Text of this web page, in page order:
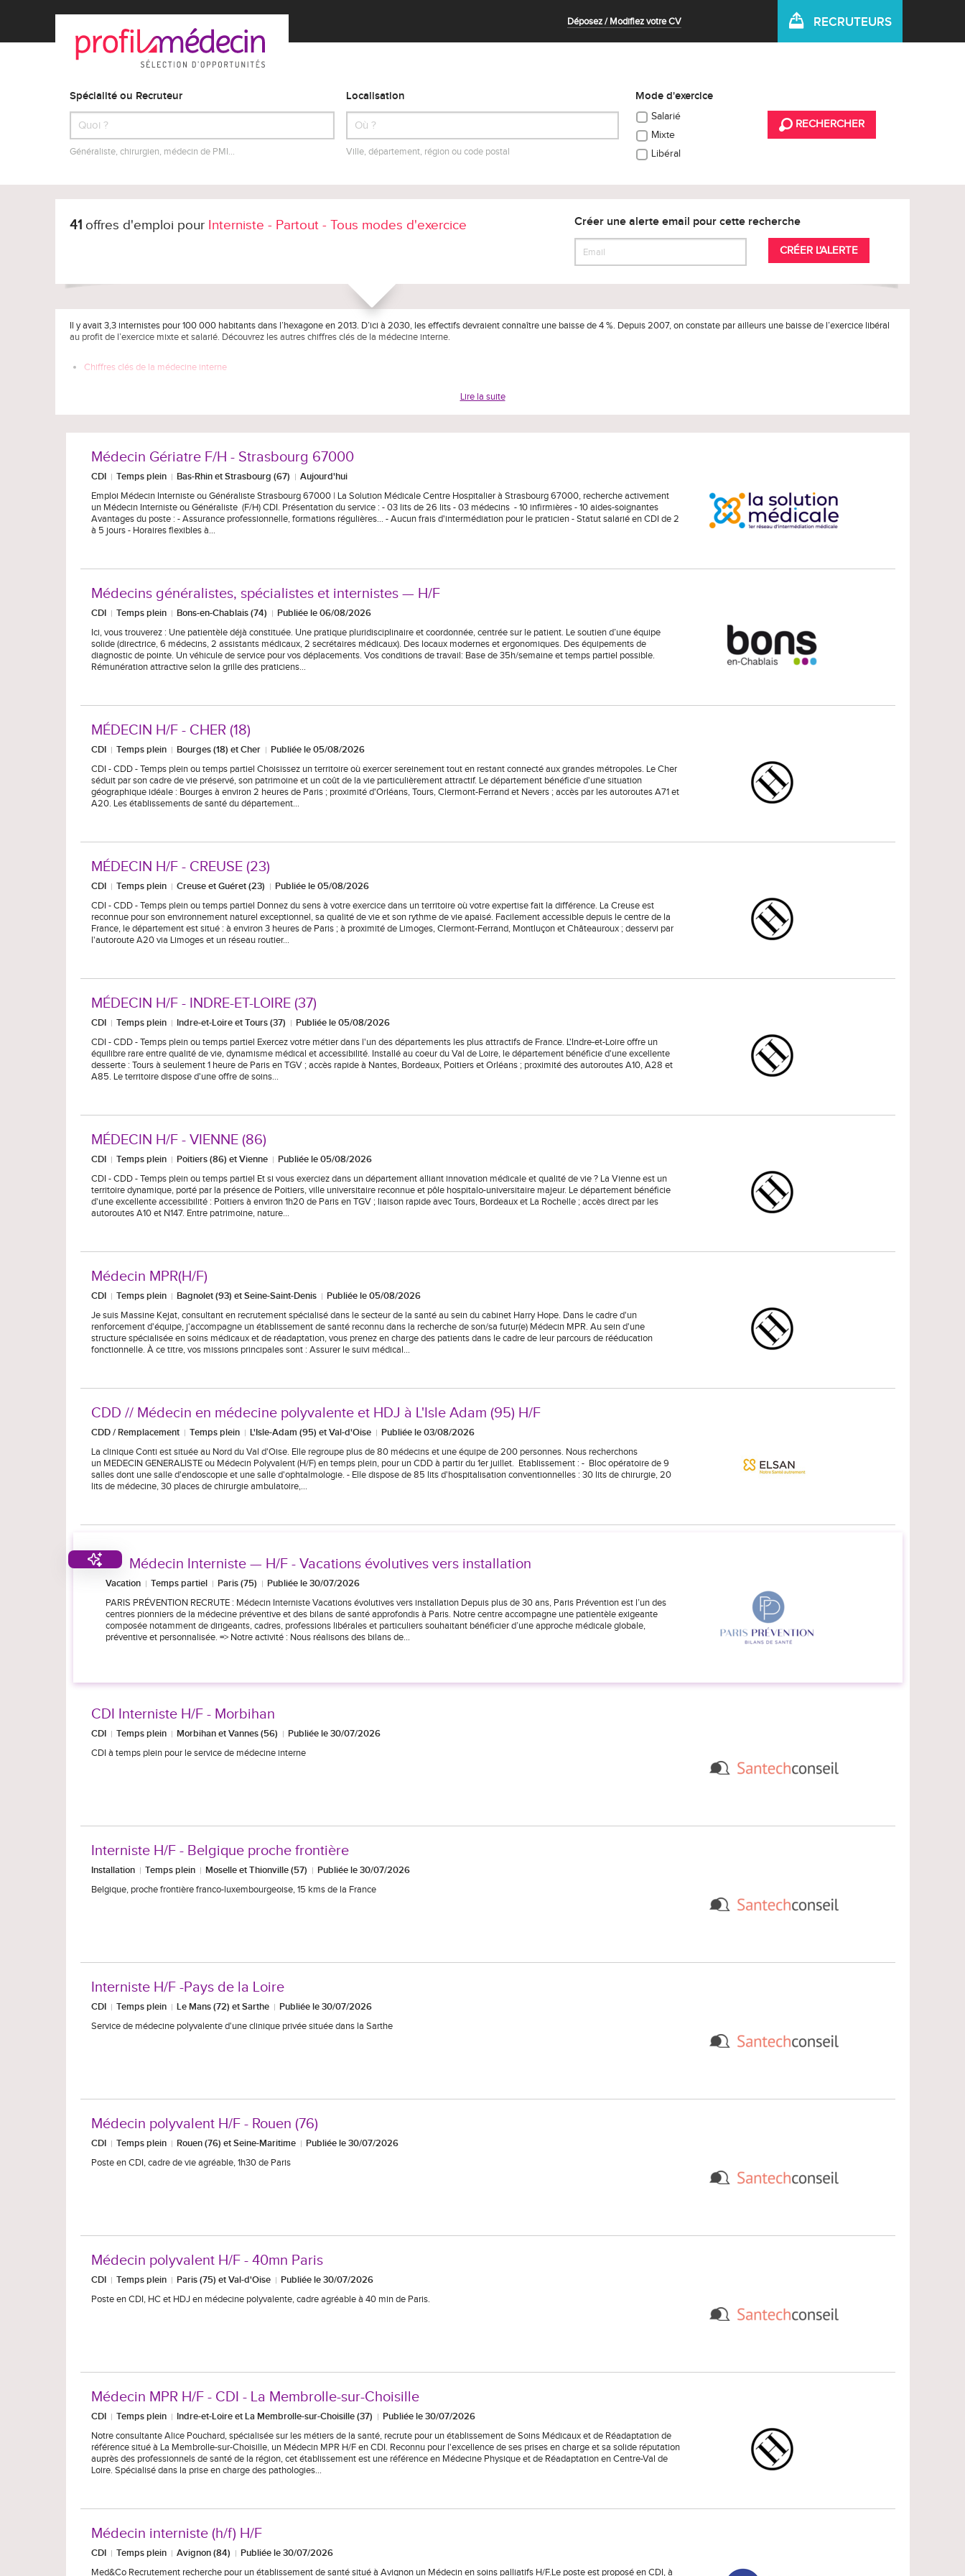
Déposez / Modifiez votre CV RECRUTEURS
Spécialité ou Recruteur
Généraliste, chirurgien, médecin de PMI…
Localisation
Ville, département, région ou code postal
Mode d'exercice
Salarié
Mixte
Libéral
RECHERCHER
41 offres d'emploi pour Interniste - Partout - Tous modes d'exercice Créer une alerte email pour cette recherche
CRÉER L'ALERTE
Il y avait 3,3 internistes pour 100 000 habitants dans l’hexagone en 2013. D’ici à 2030, les effectifs devraient connaître une baisse de 4 %. Depuis 2007, on constate par ailleurs une baisse de l’exercice libéral
au profit de l’exercice mixte et salarié. Découvrez les autres chiffres clés de la médecine interne.
Chiffres clés de la médecine interne
Lire la suite
Médecin Gériatre F/H - Strasbourg 67000
CDI Temps plein Bas-Rhin et Strasbourg (67)
Aujourd'hui
Emploi Médecin Interniste ou Généraliste Strasbourg 67000 | La Solution Médicale Centre Hospitalier à Strasbourg 67000, recherche activement
un Médecin Interniste ou Généraliste (F/H) CDI. Présentation du service : - 03 lits de 26 lits - 03 médecins - 10 infirmières - 10 aides-soignantes
Avantages du poste : - Assurance professionnelle, formations régulières... - Aucun frais d'intermédiation pour le praticien - Statut salarié en CDI de 2
à 5 jours - Horaires flexibles à…
Médecins généralistes, spécialistes et internistes — H/F
CDI Temps plein Bons-en-Chablais (74)
Publiée le 06/08/2026
Ici, vous trouverez : Une patientèle déjà constituée. Une pratique pluridisciplinaire et coordonnée, centrée sur le patient. Le soutien d’une équipe
solide (directrice, 6 médecins, 2 assistants médicaux, 2 secrétaires médicaux). Des locaux modernes et ergonomiques. Des équipements de
diagnostic de pointe. Un véhicule de service pour vos déplacements. Vos conditions de travail: Base de 35h/semaine et temps partiel possible.
Rémunération attractive selon la grille des praticiens…
MÉDECIN H/F - CHER (18)
CDI Temps plein Bourges (18) et Cher
Publiée le 05/08/2026
CDI - CDD - Temps plein ou temps partiel Choisissez un territoire où exercer sereinement tout en restant connecté aux grandes métropoles. Le Cher
séduit par son cadre de vie préservé, son patrimoine et un coût de la vie particulièrement attractif. Le département bénéficie d'une situation
géographique idéale : Bourges à environ 2 heures de Paris ; proximité d'Orléans, Tours, Clermont-Ferrand et Nevers ; accès par les autoroutes A71 et
A20. Les établissements de santé du département…
MÉDECIN H/F - CREUSE (23)
CDI Temps plein Creuse et Guéret (23)
Publiée le 05/08/2026
CDI - CDD - Temps plein ou temps partiel Donnez du sens à votre exercice dans un territoire où votre expertise fait la différence. La Creuse est
reconnue pour son environnement naturel exceptionnel, sa qualité de vie et son rythme de vie apaisé. Facilement accessible depuis le centre de la
France, le département est situé : à environ 3 heures de Paris ; à proximité de Limoges, Clermont-Ferrand, Montluçon et Châteauroux ; desservi par
l'autoroute A20 via Limoges et un réseau routier…
MÉDECIN H/F - INDRE-ET-LOIRE (37)
CDI Temps plein Indre-et-Loire et Tours (37)
Publiée le 05/08/2026
CDI - CDD - Temps plein ou temps partiel Exercez votre métier dans l'un des départements les plus attractifs de France. L'Indre-et-Loire offre un
équilibre rare entre qualité de vie, dynamisme médical et accessibilité. Installé au coeur du Val de Loire, le département bénéficie d'une excellente
desserte : Tours à seulement 1 heure de Paris en TGV ; accès rapide à Nantes, Bordeaux, Poitiers et Orléans ; proximité des autoroutes A10, A28 et
A85. Le territoire dispose d'une offre de soins…
MÉDECIN H/F - VIENNE (86)
CDI Temps plein Poitiers (86) et Vienne
Publiée le 05/08/2026
CDI - CDD - Temps plein ou temps partiel Et si vous exerciez dans un département alliant innovation médicale et qualité de vie ? La Vienne est un
territoire dynamique, porté par la présence de Poitiers, ville universitaire reconnue et pôle hospitalo-universitaire majeur. Le département bénéficie
d'une excellente accessibilité : Poitiers à environ 1h20 de Paris en TGV ; liaison rapide avec Tours, Bordeaux et La Rochelle ; accès direct par les
autoroutes A10 et N147. Entre patrimoine, nature…
Médecin MPR(H/F)
CDI Temps plein Bagnolet (93) et Seine-Saint-Denis
Publiée le 05/08/2026
Je suis Massine Kejat, consultant en recrutement spécialisé dans le secteur de la santé au sein du cabinet Harry Hope. Dans le cadre d'un
renforcement d'équipe, j'accompagne un établissement de santé reconnu dans la recherche de son/sa futur(e) Médecin MPR. Au sein d'une
structure spécialisée en soins médicaux et de réadaptation, vous prenez en charge des patients dans le cadre de leur parcours de rééducation
fonctionnelle. À ce titre, vos missions principales sont : Assurer le suivi médical…
CDD // Médecin en médecine polyvalente et HDJ à L'Isle Adam (95) H/F
CDD / Remplacement Temps plein L'Isle-Adam (95) et Val-d'Oise
Publiée le 03/08/2026
La clinique Conti est située au Nord du Val d'Oise. Elle regroupe plus de 80 médecins et une équipe de 200 personnes. Nous recherchons
un MEDECIN GENERALISTE ou Médecin Polyvalent (H/F) en temps plein, pour un CDD à partir du 1er juillet. Etablissement : - Bloc opératoire de 9
salles dont une salle d'endoscopie et une salle d'ophtalmologie. - Elle dispose de 85 lits d'hospitalisation conventionnelles : 30 lits de chirurgie, 20
lits de médecine, 30 places de chirurgie ambulatoire,…
Médecin Interniste — H/F - Vacations évolutives vers installation
Vacation Temps partiel Paris (75)
Publiée le 30/07/2026
PARIS PRÉVENTION RECRUTE : Médecin Interniste Vacations évolutives vers installation Depuis plus de 30 ans, Paris Prévention est l’un des
centres pionniers de la médecine préventive et des bilans de santé approfondis à Paris. Notre centre accompagne une patientèle exigeante
composée notamment de dirigeants, cadres, professions libérales et particuliers souhaitant bénéficier d’une approche médicale globale,
préventive et personnalisée. => Notre activité : Nous réalisons des bilans de…
CDI Interniste H/F - Morbihan
CDI Temps plein Morbihan et Vannes (56)
Publiée le 30/07/2026
CDI à temps plein pour le service de médecine interne
Interniste H/F - Belgique proche frontière
Installation Temps plein Moselle et Thionville (57)
Publiée le 30/07/2026
Belgique, proche frontière franco-luxembourgeoise, 15 kms de la France
Interniste H/F -Pays de la Loire
CDI Temps plein Le Mans (72) et Sarthe
Publiée le 30/07/2026
Service de médecine polyvalente d'une clinique privée située dans la Sarthe
Médecin polyvalent H/F - Rouen (76)
CDI Temps plein Rouen (76) et Seine-Maritime
Publiée le 30/07/2026
Poste en CDI, cadre de vie agréable, 1h30 de Paris
Médecin polyvalent H/F - 40mn Paris
CDI Temps plein Paris (75) et Val-d'Oise
Publiée le 30/07/2026
Poste en CDI, HC et HDJ en médecine polyvalente, cadre agréable à 40 min de Paris.
Médecin MPR H/F - CDI - La Membrolle-sur-Choisille
CDI Temps plein Indre-et-Loire et La Membrolle-sur-Choisille (37)
Publiée le 30/07/2026
Notre consultante Alice Pouchard, spécialisée sur les métiers de la santé, recrute pour un établissement de Soins Médicaux et de Réadaptation de
référence situé à La Membrolle-sur-Choisille, un Médecin MPR H/F en CDI. Reconnu pour l'excellence de ses prises en charge et sa solide réputation
auprès des professionnels de santé de la région, cet établissement est une référence en Médecine Physique et de Réadaptation en Centre-Val de
Loire. Spécialisé dans la prise en charge des pathologies…
Médecin interniste (h/f) H/F
CDI Temps plein Avignon (84)
Publiée le 30/07/2026
Med&Co Recrutement recherche pour un établissement de santé situé à Avignon un Médecin en soins palliatifs H/F.Le poste est proposé en CDI, à